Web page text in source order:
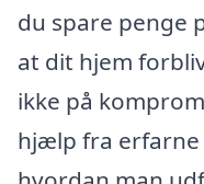
du spare penge
at dit hjem
ikke på
hjælp fra erfarne